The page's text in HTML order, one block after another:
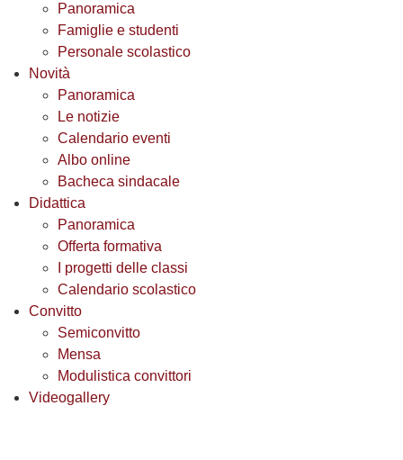
Panoramica
Famiglie e studenti
Personale scolastico
Novità
Panoramica
Le notizie
Calendario eventi
Albo online
Bacheca sindacale
Didattica
Panoramica
Offerta formativa
I progetti delle classi
Calendario scolastico
Convitto
Semiconvitto
Mensa
Modulistica convittori
Videogallery